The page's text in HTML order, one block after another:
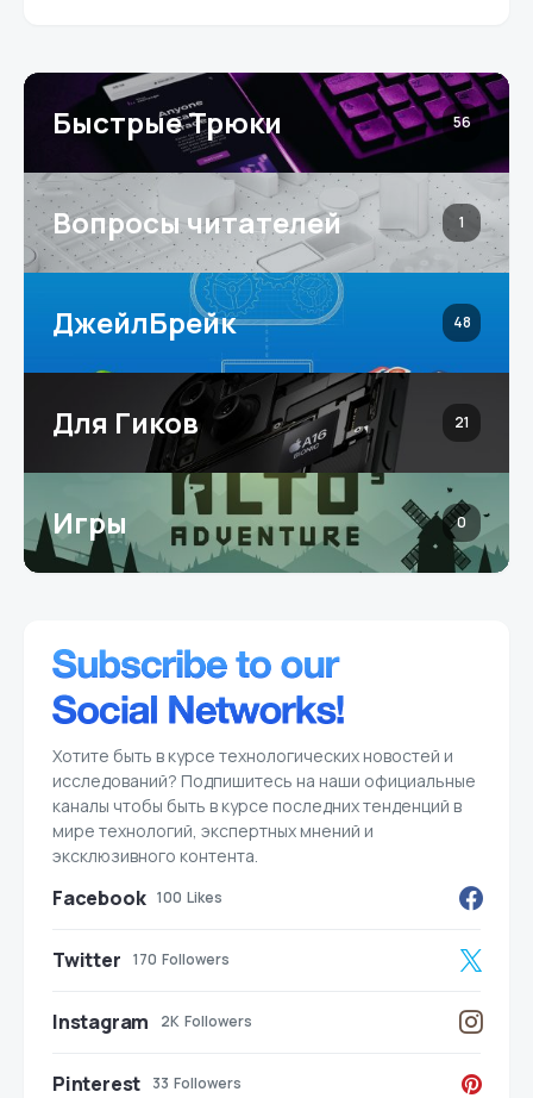
Быстрые Трюки 56
Вопросы читателей 1
ДжейлБрейк 48
Для Гиков 21
Игры 0
Хотите быть в курсе технологических новостей и
исследований? Подпишитесь на наши официальные
каналы чтобы быть в курсе последних тенденций в
мире технологий, экспертных мнений и
эксклюзивного контента.
Facebook 100 Likes
Twitter 170 Followers
Instagram 2K Followers
Pinterest 33 Followers